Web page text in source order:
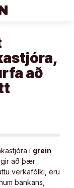
að
í grein
að þær
verkafólki, eru
bankans,